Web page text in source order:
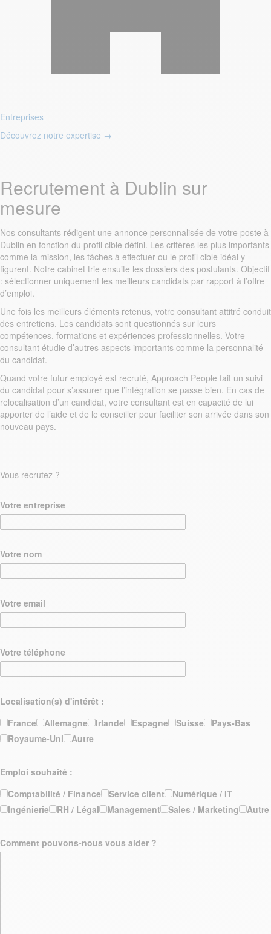
Entreprises
Découvrez notre expertise →
Recrutement à Dublin sur
mesure
Nos consultants rédigent une annonce personnalisée de votre poste à
Dublin en fonction du profil cible défini. Les critères les plus importants
comme la mission, les tâches à effectuer ou le profil cible idéal y
figurent. Notre cabinet trie ensuite les dossiers des postulants. Objectif
: sélectionner uniquement les meilleurs candidats par rapport à l’offre
d’emploi.
Une fois les meilleurs éléments retenus, votre consultant attitré conduit
des entretiens. Les candidats sont questionnés sur leurs
compétences, formations et expériences professionnelles. Votre
consultant étudie d’autres aspects importants comme la personnalité
du candidat.
Quand votre futur employé est recruté, Approach People fait un suivi
du candidat pour s’assurer que l’intégration se passe bien. En cas de
relocalisation d’un candidat, votre consultant est en capacité de lui
apporter de l’aide et de le conseiller pour faciliter son arrivée dans son
nouveau pays.
Vous recrutez ?
Votre entreprise
Votre nom
Votre email
Votre téléphone
Localisation(s) d'intérêt :
France
Allemagne Irlande Espagne Suisse
Pays-Bas
Royaume-Uni
Autre
Emploi souhaité :
Comptabilité / Finance
Service client
Numérique / IT
Ingénierie
RH / Légal Management Sales / Marketing Autre
Comment pouvons-nous vous aider ?